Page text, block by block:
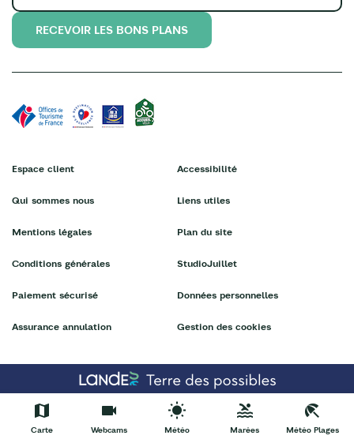
RECEVOIR LES BONS PLANS
Espace client
Qui sommes nous
Mentions légales
Conditions générales
Paiement sécurisé
Assurance annulation
Accessibilité
Liens utiles
Plan du site
StudioJuillet
Données personnelles
Gestion des cookies
Carte Webcams Météo Marées Météo Plages